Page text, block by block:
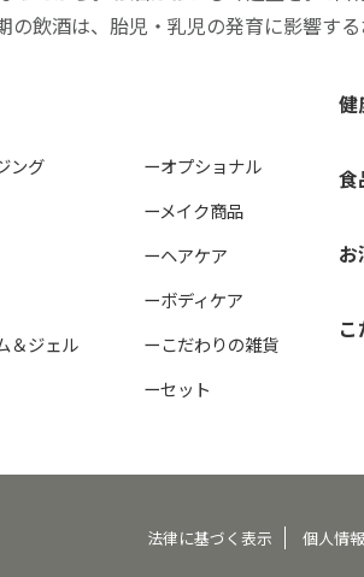
の飲酒は、胎児・乳児の発育に影響す
ング
＆ジェル
ーオプショナル
ーメイク商品
ーヘアケア
ーボディケア
ーこだわりの雑貨
ーセット
健
食
お
法律に基づく表示 個人情